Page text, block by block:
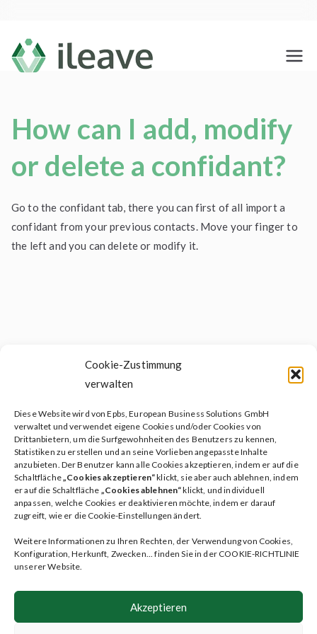
Cookie-Zustimmung
verwalten
Diese Website wird von Epbs, European Business Solutions GmbH
verwaltet und verwendet eigene Cookies und/oder Cookies von
Drittanbietern, um die Surfgewohnheiten des Benutzers zu kennen,
Statistiken zu erstellen und an seine Vorlieben angepasste Inhalte
anzubieten. Der Benutzer kann alle Cookies akzeptieren, indem er auf die
Schaltfläche„Cookies akzeptieren“klickt, sie aber auch ablehnen, indem
er auf die Schaltfläche „Cookies ablehnen“klickt, und individuell
anpassen, welche Cookies er deaktivieren möchte, indem er darauf
zugreift, wie er die Cookie-Einstellungen ändert.
Weitere Informationen zu Ihren Rechten, der Verwendung von Cookies,
Konfiguration, Herkunft, Zwecken... finden Sie in der COOKIE-RICHTLINIE
unserer Website.
Akzeptieren
springen
How can I add, modify
or delete a confidant?
Go to the confidant tab, there you can first of all import a
confidant from your previous contacts. Move your finger to
the left and you can delete or modify it.
Soziales testament
Patientenverfügung
ileave Dienste
Plan
Blog
Benutzerbereich